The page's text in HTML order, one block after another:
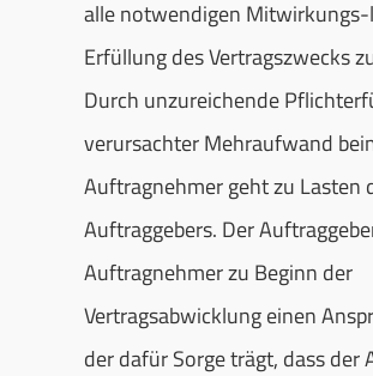
alle notwendigen
Erfüllung des Vertragszwecks
Durch unzureichende
verursachter Mehraufwand
Auftragnehmer geht zu Lasten
Auftraggebers. Der
Auftragnehmer zu Beginn der
Vertragsabwicklung einen
der dafür Sorge trägt, dass der